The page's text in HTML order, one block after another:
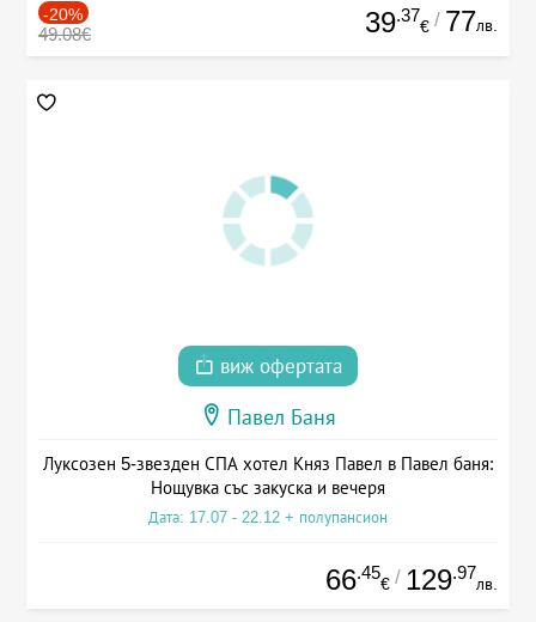
-20%
49.08€ 39.37
€ / 77лв.
виж офертата
Павел Баня
Луксозен 5-звезден СПА хотел Княз Павел в Павел баня:
Нощувка със закуска и вечеря
Дата: 17.07 - 22.12 + полупансион
66.45
€ / 129.97
лв.